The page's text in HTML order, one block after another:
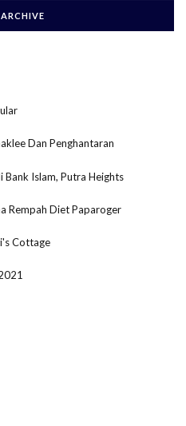
Dan Penghantaran
Bank Islam, Putra Heights
Rempah Diet Paparoger
Cottage